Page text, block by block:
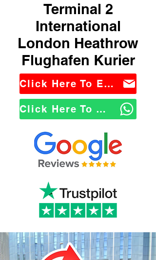
Terminal 2
International
London Heathrow
Flughafen Kurier
Click Here To Email Us
Click Here To WhatsApp Us